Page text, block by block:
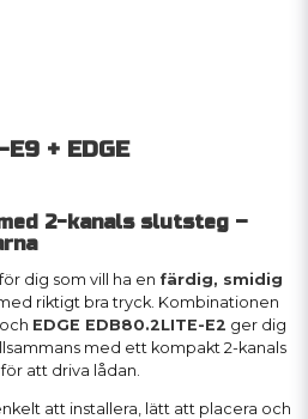
E9 + EDGE
2-kanals slutsteg –
dig som vill ha en färdig, smidig
riktigt bra tryck. Kombinationen
och EDGE EDB80.2LITE-E2 ger dig
med ett kompakt 2-kanals
att driva lådan.
att installera, lätt att placera och